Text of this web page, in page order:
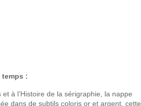
temps :
à l’Histoire de la sérigraphie, la nappe
dans de subtils coloris or et argent, cette